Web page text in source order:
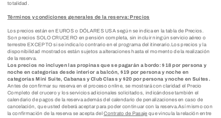
totalidad.
Términos y condiciones generales de la reserva: Precios
Los precios están en EUROS o DÓLARES USA según se indica en la tabla de Precios.
Son precios SOLO CRUCERO en pensión completa, sin incluir ningún servicio aéreo o
terrestre EXCEPTO si se indica lo contrario en el programa del itinerario.Los precios y la
disponibilidad mostrados están sujetos a alteraciones hasta el momento de la realización
de la reserva.
Los precios no incluyen las propinas que se pagarán a bordo: $18 por persona y
noche en categorías desde interior a balcón, $19 por persona y noche en
categorías Mini Suite, Cabanas y Club Class y $20 por persona y noche en Suites.
Antes de confirmar su reserva en el proceso online, se mostrará con claridad el Precio
Completo del crucero y los servicios adicionales solicitados, indicándose también el
calendario de pagos de la reserva además del calendario de penalizaciones en caso de
cancelación, que usted deberá aceptar para poder continuar con la reserva.Así mismo con
la confirmación de la reserva se acepta delContrato de Pasaje que vincula la relación entre